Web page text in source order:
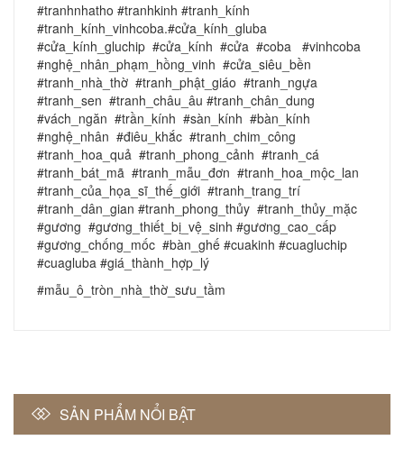
#tranhnhatho #tranhkinh #tranh_kính
#tranh_kính_vinhcoba.#cửa_kính_gluba
#cửa_kính_gluchip #cửa_kính #cửa #coba #vinhcoba
#nghệ_nhân_phạm_hồng_vinh #cửa_siêu_bền
#tranh_nhà_thờ #tranh_phật_giáo #tranh_ngựa
#tranh_sen #tranh_châu_âu #tranh_chân_dung
#vách_ngăn #trần_kính #sàn_kính #bàn_kính
#nghệ_nhân #điêu_khắc #tranh_chim_công
#tranh_hoa_quả #tranh_phong_cảnh #tranh_cá
#tranh_bát_mã #tranh_mẫu_đơn #tranh_hoa_mộc_lan
#tranh_của_họa_sĩ_thế_giới #tranh_trang_trí
#tranh_dân_gian #tranh_phong_thủy #tranh_thủy_mặc
#gương #gương_thiết_bị_vệ_sinh #gương_cao_cấp
#gương_chống_mốc #bàn_ghế #cuakinh #cuagluchip
#cuagluba #giá_thành_hợp_lý
#mẫu_ô_tròn_nhà_thờ_sưu_tầm
SẢN PHẨM NỔI BẬT